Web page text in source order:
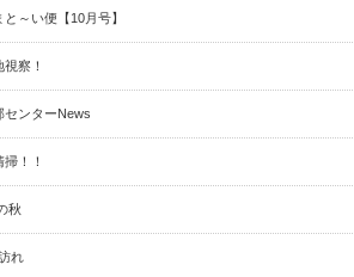
～い便【10月号】
察！
ンターNews
！！
秋
れ